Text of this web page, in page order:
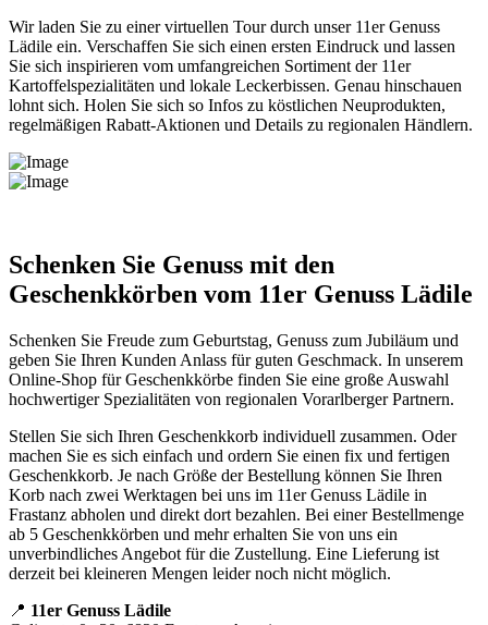
Wir laden Sie zu einer virtuellen Tour durch unser 11er Genuss
Lädile ein. Verschaffen Sie sich einen ersten Eindruck und lassen
Sie sich inspirieren vom umfangreichen Sortiment der 11er
Kartoffelspezialitäten und lokale Leckerbissen. Genau hinschauen
lohnt sich. Holen Sie sich so Infos zu köstlichen Neuprodukten,
regelmäßigen Rabatt-Aktionen und Details zu regionalen Händlern.
Schenken Sie Genuss mit den
Geschenkkörben vom 11er Genuss Lädile
Schenken Sie Freude zum Geburtstag, Genuss zum Jubiläum und
geben Sie Ihren Kunden Anlass für guten Geschmack. In unserem
Online-Shop für Geschenkkörbe finden Sie eine große Auswahl
hochwertiger Spezialitäten von regionalen Vorarlberger Partnern.
Stellen Sie sich Ihren Geschenkkorb individuell zusammen. Oder
machen Sie es sich einfach und ordern Sie einen fix und fertigen
Geschenkkorb. Je nach Größe der Bestellung können Sie Ihren
Korb nach zwei Werktagen bei uns im 11er Genuss Lädile in
Frastanz abholen und direkt dort bezahlen. Bei einer Bestellmenge
ab 5 Geschenkkörben und mehr erhalten Sie von uns ein
unverbindliches Angebot für die Zustellung. Eine Lieferung ist
derzeit bei kleineren Mengen leider noch nicht möglich.
📍 11er Genuss Lädile